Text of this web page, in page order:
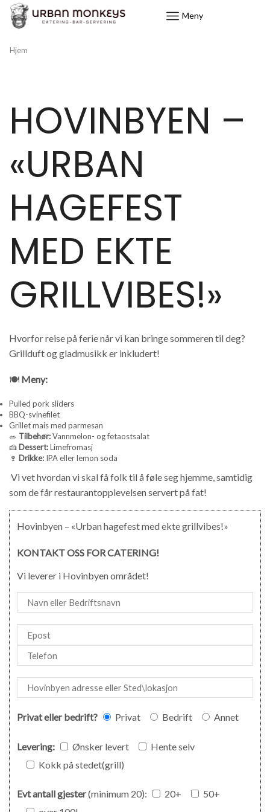
Meny
Hjem
HOVINBYEN –
«URBAN
HAGEFEST
MED EKTE
GRILLVIBES!»
Hvorfor reise på ferie når vi kan bringe sommeren til deg?
Grillduft og gladmusikk er inkludert!
🍽️ Meny:
Pulled pork sliders
BBQ-svinefilet
Grillet mais med parmesan
🥗 Tilbehør:Vannmelon- og fetaostsalat
🍰 Dessert:Limefromasj
🍷 Drikke: IPA eller lemon soda
Vi vet hvordan vi skal få folk til å føle seg hjemme, samtidig
som de får restaurantopplevelsen servert på fat!
Hovinbyen – «Urban hagefest med ekte grillvibes!»
KONTAKT OSS FOR CATERING!
Vi leverer i Hovinbyen området!
Privat eller bedrift? Privat Bedrift Annet
Levering: Ønsker levert
Hente selv
Kokk på stedet(grill)
Evt antall gjester(minimum 20): 20+
50+